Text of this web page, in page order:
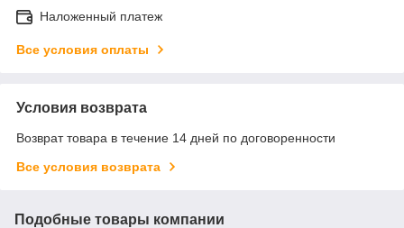
Наложенный платеж
Все условия оплаты
Условия возврата
Возврат товара в течение 14 дней по договоренности
Все условия возврата
Подобные товары компании